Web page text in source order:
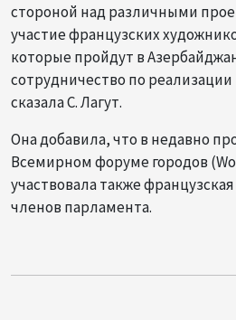
стороной над различными
участие французских
которые пройдут в
сотрудничество по
сказала С. Лагут.
Она добавила, что в недавно
Всемирном форуме городов
участвовала также
членов парламента.